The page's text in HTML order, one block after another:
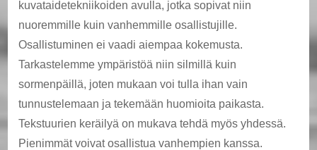
kuvataidetekniikoiden avulla, jotka sopivat niin
nuoremmille kuin vanhemmille osallistujille.
Osallistuminen ei vaadi aiempaa kokemusta.
Tarkastelemme ympäristöä niin silmillä kuin
sormenpäillä, joten mukaan voi tulla ihan vain
tunnustelemaan ja tekemään huomioita paikasta.
Tekstuurien keräilyä on mukava tehdä myös yhdessä.
Pienimmät voivat osallistua vanhempien kanssa.